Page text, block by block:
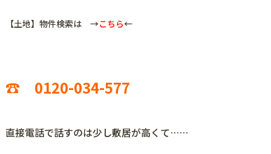
【土地】物件検索は →こちら←
☎ 0120-034-577
直接電話で話すのは少し敷居が高くて……